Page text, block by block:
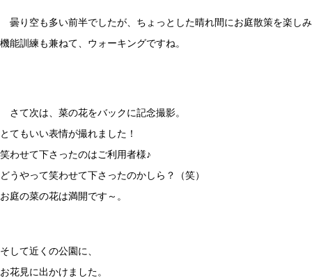
曇り空も多い前半でしたが、ちょっとした晴れ間にお庭散策を楽し
機能訓練も兼ねて、ウォーキングですね。
さて次は、菜の花をバックに記念撮影。
とてもいい表情が撮れました！
笑わせて下さったのはご利用者様♪
どうやって笑わせて下さったのかしら？（笑）
お庭の菜の花は満開です～。
そして近くの公園に、
お花見に出かけました。